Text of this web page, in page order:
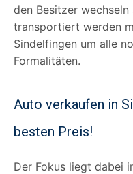
den Besitzer
transportiert werden
Sindelfingen um alle
Formalitäten.
Auto verkaufen in
besten Preis!
Der Fokus liegt dabei